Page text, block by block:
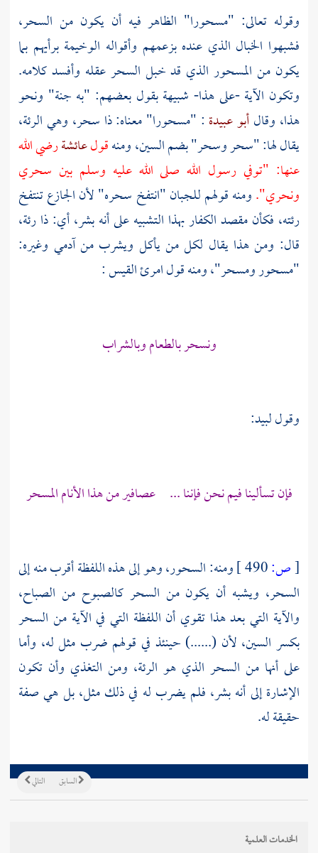
وقوله تعالى: "مسحورا" الظاهر فيه أن يكون من السحر،
فشبهوا الخبال الذي عنده بزعمهم وأقواله الوخيمة برأيهم بما
يكون من المسحور الذي قد خبل السحر عقله وأفسد كلامه.
وتكون الآية -على هذا- شبيهة بقول بعضهم: "به جنة" ونحو
هذا، وقالأبو عبيدة : "مسحورا" معناه: ذا سحر، وهي الرئة،
يقال لها: "سحر وسحر" بضم السين، ومنهقولعائشةرضي الله
عنها: "توفي رسول الله صلى الله عليه وسلم بين سحري
ونحري".ومنه قولهم للجبان "انتفخ سحره" لأن الجازع تنتفخ
رئته، فكأن مقصد الكفار بهذا التشبيه على أنه بشر، أي: ذا رئة،
قال: ومن هذا يقال لكل من يأكل ويشرب من آدمي وغيره:
"مسحور ومسحر"، ومنه قولامرئ القيس:
ونسحر بالطعام وبالشراب
وقوللبيد:
فإن تسألينا فيم نحن فإننا ... عصافير من هذا الأنام المسحر
[ص:
ومنه: السحور، وهو إلى هذه اللفظة أقرب منه إلى
السحر، ويشبه أن يكون من السحر كالصبوح من الصباح،
والآية التي بعد هذا تقوي أن اللفظة التي في الآية من السحر
بكسر السين، لأن (......) حينئذ في قولهم ضرب مثل له، وأما
على أنها من السحر الذي هو الرئة، ومن التغذي وأن تكون
الإشارة إلى أنه بشر، فلم يضرب له في ذلك مثل، بل هي صفة
حقيقة له.
التالي السابق
الخدمات العلمية